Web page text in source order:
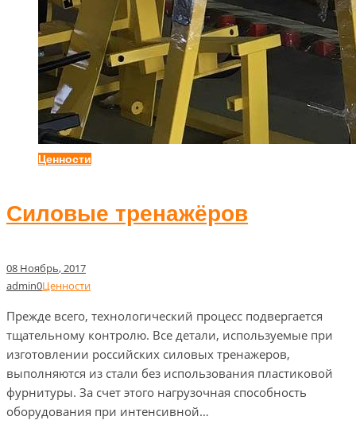
Ценности
Силовые тренажёров
08 Ноябрь, 2017
admin0Ценности
Прежде всего, технологический процесс подвергается
тщательному контролю. Все детали, используемые при
изготовлении российских силовых тренажеров,
выполняются из стали без использования пластиковой
фурнитуры. За счет этого нагрузочная способность
оборудования при интенсивной…